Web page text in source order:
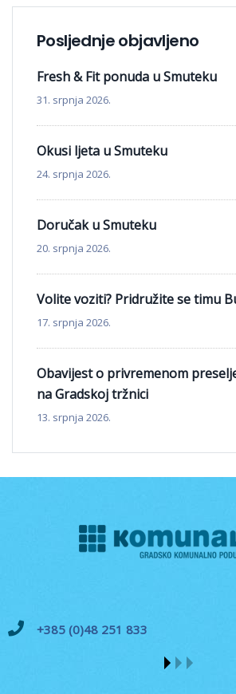
Posljednje objavljeno
Fresh & Fit ponuda u Smuteku
31. srpnja 2026.
Okusi ljeta u Smuteku
24. srpnja 2026.
Doručak u Smuteku
20. srpnja 2026.
Volite voziti? Pridružite se timu
17. srpnja 2026.
Obavijest o privremenom
na Gradskoj tržnici
13. srpnja 2026.
+385 (0)48 251 833